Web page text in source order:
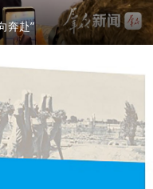
奔赴”